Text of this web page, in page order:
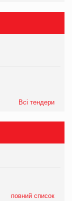
Всі тендери
повний список